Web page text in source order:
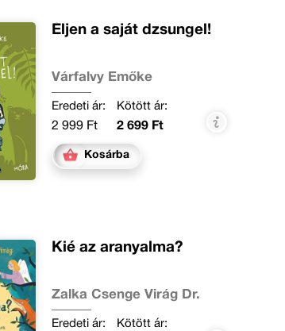
Éljen a saját dzsungel!
Várfalvy Emőke
Eredeti ár:
2 999 Ft
Kötött ár:
2 699 Ft
Kosárba
Kié az aranyalma?
Zalka Csenge Virág Dr.
Eredeti ár:
Kötött ár: